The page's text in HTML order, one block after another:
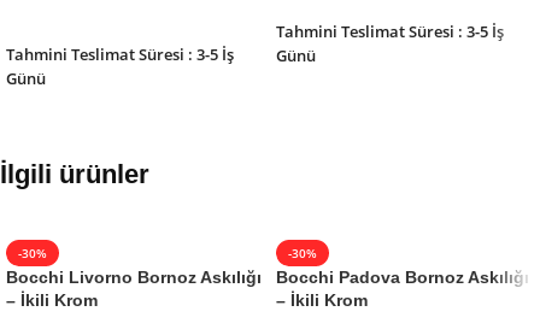
Tahmini Teslimat Süresi : 3-5 İş
Günü
Tahmini Teslimat Süresi : 3-5 İş
Günü
İlgili ürünler
-30%
Bocchi Livorno Bornoz Askılığı
– İkili Krom
-30%
Bocchi Padova Bornoz Askılığı
– İkili Krom